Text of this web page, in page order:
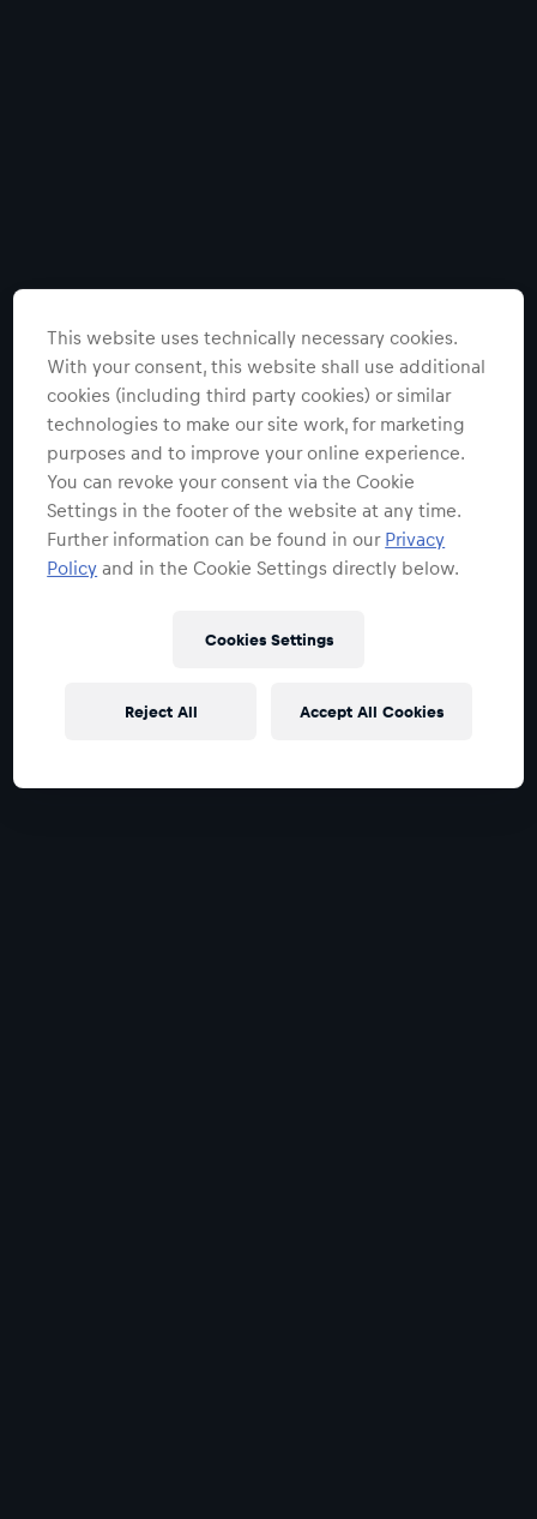
This website uses technically necessary cookies.
With your consent, this website shall use additional
cookies (including third party cookies) or similar
technologies to make our site work, for marketing
purposes and to improve your online experience.
You can revoke your consent via the Cookie
Settings in the footer of the website at any time.
Further information can be found in our Privacy
Policy and in the Cookie Settings directly below.
Cookies Settings
Reject All Accept All Cookies